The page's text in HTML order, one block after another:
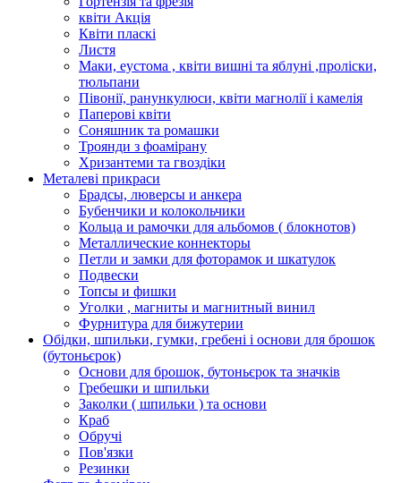
квіти Акція
Квіти пласкі
Листя
Маки, еустома , квіти вишні та яблуні ,проліски,
тюльпани
Півонії, ранункулюси, квіти магнолії і камелія
Паперові квіти
Соняшник та ромашки
Троянди з фоамірану
Хризантеми та гвоздіки
Металеві прикраси
Брадсы, люверсы и анкера
Бубенчики и колокольчики
Кольца и рамочки для альбомов ( блокнотов)
Металлические коннекторы
Петли и замки для фоторамок и шкатулок
Подвески
Топсы и фишки
Уголки , магниты и магнитный винил
Фурнитура для бижутерии
Обідки, шпильки, гумки, гребені і основи для брошок
(бутоньєрок)
Основи для брошок, бутоньєрок та значків
Гребешки и шпильки
Заколки ( шпильки ) та основи
Краб
Обручі
Пов'язки
Резинки